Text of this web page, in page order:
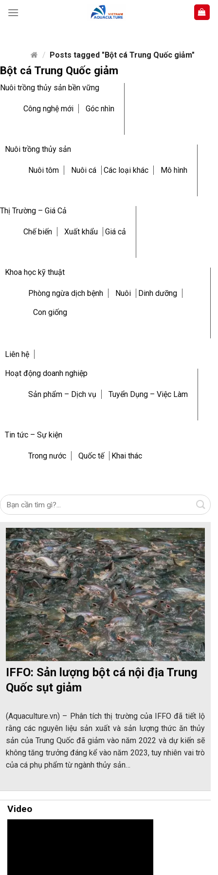
/ Posts tagged "Bột cá Trung Quốc giảm"
Bột cá Trung Quốc giảm
Nuôi trồng thủy sản bền vững
Công nghệ mới Góc nhìn
Nuôi trồng thủy sản
Nuôi tôm Nuôi cá Các loại khác Mô hình
Thị Trường – Giá Cả
Chế biến Xuất khẩu Giá cả
Khoa học kỹ thuật
Phòng ngừa dịch bệnh Nuôi Dinh dưỡng
Con giống
Liên hệ
Hoạt động doanh nghiệp
Sản phẩm – Dịch vụ Tuyển Dụng – Việc Làm
Tin tức – Sự kiện
Trong nước Quốc tế Khai thác
IFFO: Sản lượng bột cá nội địa Trung
Quốc sụt giảm
(Aquaculture.vn) – Phân tích thị trường của IFFO đã tiết lộ
rằng các nguyên liệu sản xuất và sản lượng thức ăn thủy
sản của Trung Quốc đã giảm vào năm 2022 và dự kiến sẽ
không tăng trưởng đáng kể vào năm 2023, tuy nhiên vai trò
của cá phụ phẩm từ ngành thủy sản…
Video